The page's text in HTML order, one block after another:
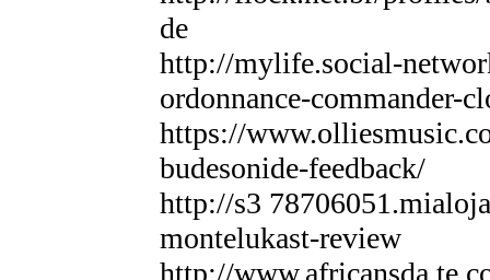
de
http://mylife.social-
ordonnance-commander-
https://
budesonide-feedback/
http://s3
montelukast-review
http://www.africansda